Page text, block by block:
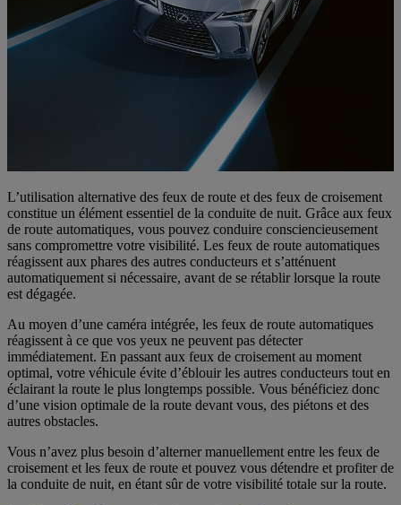
L’utilisation alternative des feux de route et des feux de croisement
constitue un élément essentiel de la conduite de nuit. Grâce aux feux
de route automatiques, vous pouvez conduire consciencieusement
sans compromettre votre visibilité. Les feux de route automatiques
réagissent aux phares des autres conducteurs et s’atténuent
automatiquement si nécessaire, avant de se rétablir lorsque la route
est dégagée.
Au moyen d’une caméra intégrée, les feux de route automatiques
réagissent à ce que vos yeux ne peuvent pas détecter
immédiatement. En passant aux feux de croisement au moment
optimal, votre véhicule évite d’éblouir les autres conducteurs tout en
éclairant la route le plus longtemps possible. Vous bénéficiez donc
d’une vision optimale de la route devant vous, des piétons et des
autres obstacles.
Vous n’avez plus besoin d’alterner manuellement entre les feux de
croisement et les feux de route et pouvez vous détendre et profiter de
la conduite de nuit, en étant sûr de votre visibilité totale sur la route.